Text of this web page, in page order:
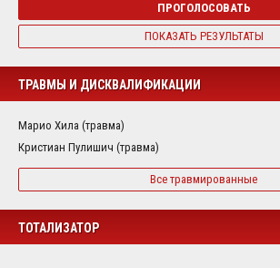
ПРОГОЛОСОВАТЬ
ПОКАЗАТЬ РЕЗУЛЬТАТЫ
ТРАВМЫ И ДИСКВАЛИФИКАЦИИ
Марио Хила (травма)
Кристиан Пулишич (травма)
Все травмированные
ТОТАЛИЗАТОР